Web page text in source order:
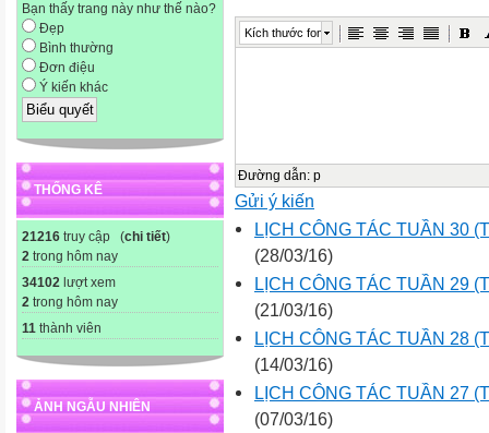
Bạn thấy trang này như thế nào?
Đẹp
Bình thường
Đơn điệu
Ý kiến khác
THỐNG KÊ
21216 truy cập (chi tiết)
2 trong hôm nay
34102 lượt xem
2 trong hôm nay
11 thành viên
ẢNH NGẪU NHIÊN
Kích thước font
Đường dẫn: p
Gửi ý kiến
LỊCH CÔNG TÁC TUẦN 30
(28/03/16)
LỊCH CÔNG TÁC TUẦN 29
(21/03/16)
LỊCH CÔNG TÁC TUẦN 28
(14/03/16)
LỊCH CÔNG TÁC TUẦN 27
(07/03/16)